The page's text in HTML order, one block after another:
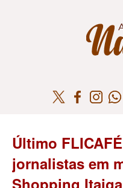
Último
jornalistas em
Shopping